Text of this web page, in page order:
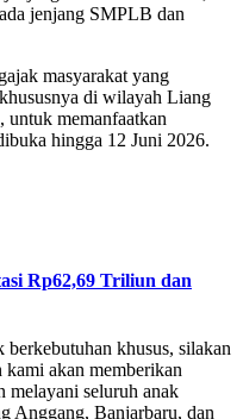
jenjang SMPLB dan
masyarakat yang
di wilayah Liang
untuk memanfaatkan
hingga 12 Juni 2026.
Rp62,69 Triliun dan
khusus, silakan
akan memberikan
melayani seluruh anak
Anggang, Banjarbaru, dan